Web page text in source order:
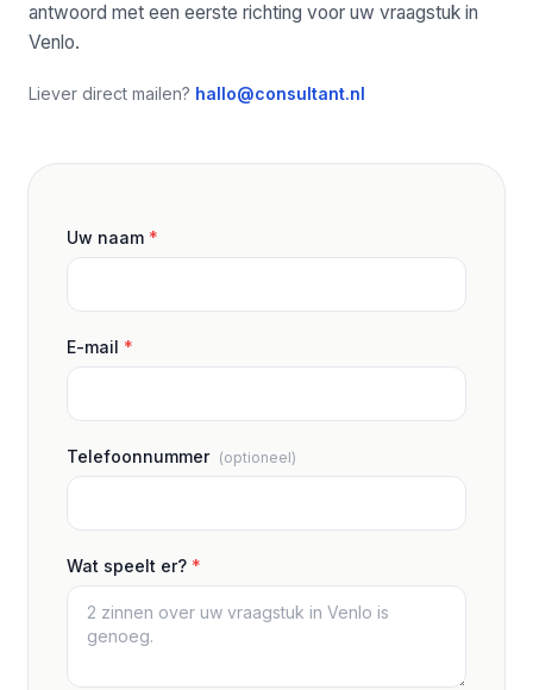
antwoord met een eerste richting voor uw vraagstuk in
Venlo.
Liever direct mailen? hallo@consultant.nl
Uw naam *
E-mail *
Telefoonnummer (optioneel)
Wat speelt er? *